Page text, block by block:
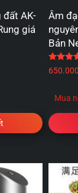
đất AK-
giá
5 sao
Âm
Bản
650.000
Mua